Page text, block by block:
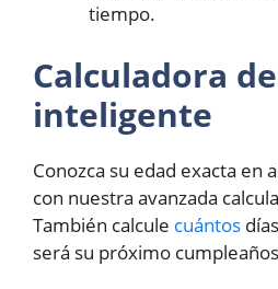
tiempo.
Calculadora
inteligente
Conozca su edad exacta en
con nuestra avanzada
También calcule cuántos
será su próximo